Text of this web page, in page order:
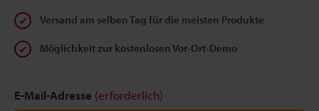
Versand am selben Tag für die meisten Produkte
Möglichkeit zur kostenlosen Vor-Ort-Demo
E-Mail-Adresse (erforderlich)